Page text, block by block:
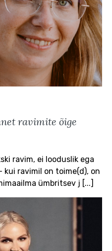
ravimite õige
ravim, ei looduslik ega
ravimil on toime(d), on
ümbritsev j [...]